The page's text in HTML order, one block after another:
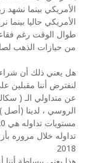
الأمريكي بينما نشهد
طوال الوقت رغم
من حيازات الذهب
هل يعني ذلك أن شراء
لنفترض أننا مقبلين
عن متداولي الـ (
الروسي ، لدينا (أصل
2018
هذا يعني ببساطة